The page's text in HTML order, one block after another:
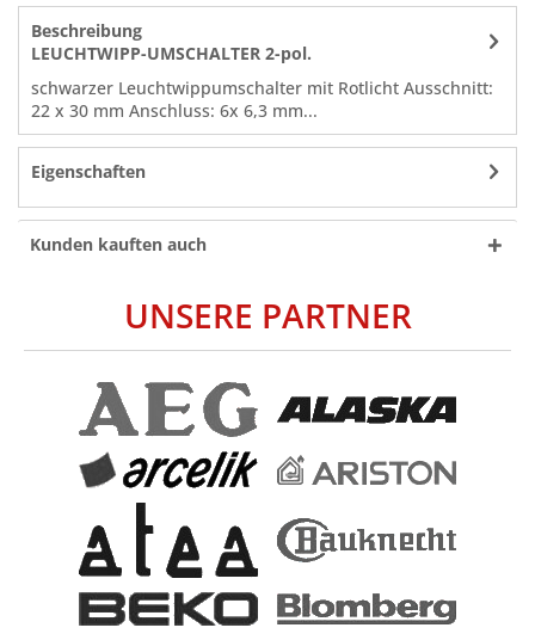
Beschreibung
LEUCHTWIPP-UMSCHALTER 2-pol.
schwarzer Leuchtwippumschalter mit Rotlicht Ausschnitt:
22 x 30 mm Anschluss: 6x 6,3 mm...
Eigenschaften
Kunden kauften auch
UNSERE PARTNER